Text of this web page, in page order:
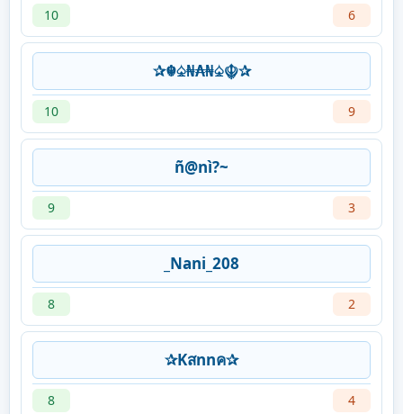
10 6
✰☬♤₦₳₦♤☬✰
10 9
ñ@nì?~
9 3
_Nani_208
8 2
✰Kสnnค✰
8 4